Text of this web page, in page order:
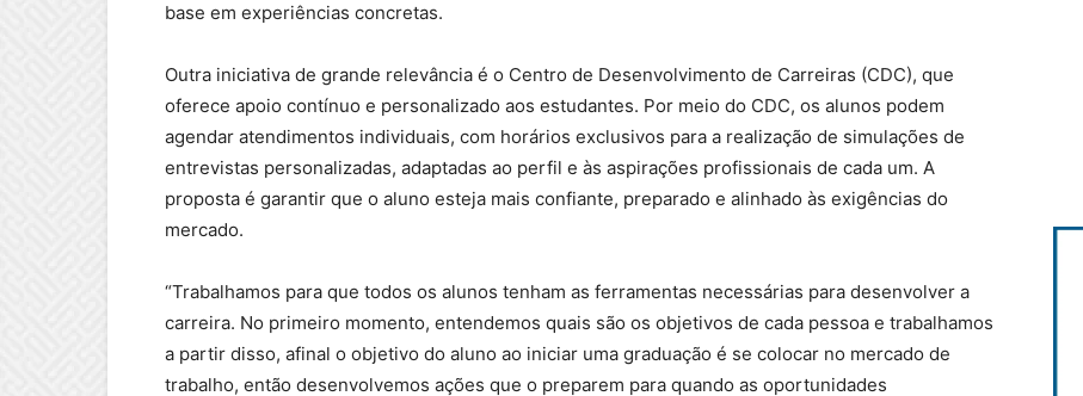
base em experiências concretas.
Outra iniciativa de grande relevância é o Centro de Desenvolvimento de Carreiras (CDC), que
oferece apoio contínuo e personalizado aos estudantes. Por meio do CDC, os alunos podem
agendar atendimentos individuais, com horários exclusivos para a realização de simulações de
entrevistas personalizadas, adaptadas ao perfil e às aspirações profissionais de cada um. A
proposta é garantir que o aluno esteja mais confiante, preparado e alinhado às exigências do
mercado.
“Trabalhamos para que todos os alunos tenham as ferramentas necessárias para desenvolver a
carreira. No primeiro momento, entendemos quais são os objetivos de cada pessoa e trabalhamos
a partir disso, afinal o objetivo do aluno ao iniciar uma graduação é se colocar no mercado de
trabalho, então desenvolvemos ações que o preparem para quando as oportunidades